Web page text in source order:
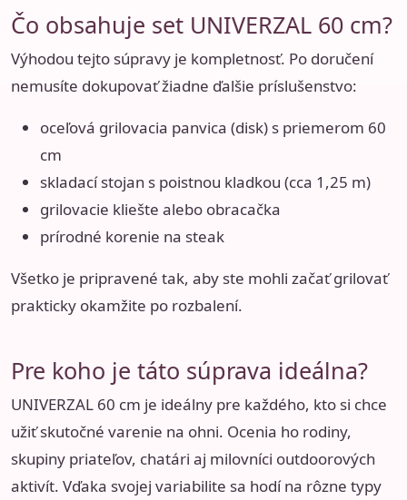
Čo obsahuje set UNIVERZAL 60 cm?
Výhodou tejto súpravy je kompletnosť. Po doručení
nemusíte dokupovať žiadne ďalšie príslušenstvo:
oceľová grilovacia panvica (disk) s priemerom 60
cm
skladací stojan s poistnou kladkou (cca 1,25 m)
grilovacie kliešte alebo obracačka
prírodné korenie na steak
Všetko je pripravené tak, aby ste mohli začať grilovať
prakticky okamžite po rozbalení.
Pre koho je táto súprava ideálna?
UNIVERZAL 60 cm je ideálny pre každého, kto si chce
užiť skutočné varenie na ohni. Ocenia ho rodiny,
skupiny priateľov, chatári aj milovníci outdoorových
aktivít. Vďaka svojej variabilite sa hodí na rôzne typy